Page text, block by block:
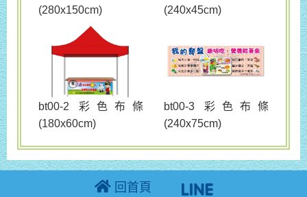
(280x150cm)
(240x45cm)
bt00-2 彩色布條
(180x60cm)
bt00-3 彩色布條
(240x75cm)
回首頁